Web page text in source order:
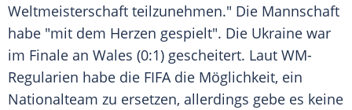
Weltmeisterschaft teilzunehmen." Die Mannschaft
habe "mit dem Herzen gespielt". Die Ukraine war
im Finale an Wales (0:1) gescheitert. Laut WM-
Regularien habe die FIFA die Möglichkeit, ein
Nationalteam zu ersetzen, allerdings gebe es keine